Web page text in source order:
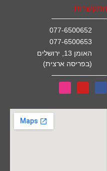
התקשרות
077-6500652
077-6500653
האומן 13, ירושלים
(בפריסה ארצית)